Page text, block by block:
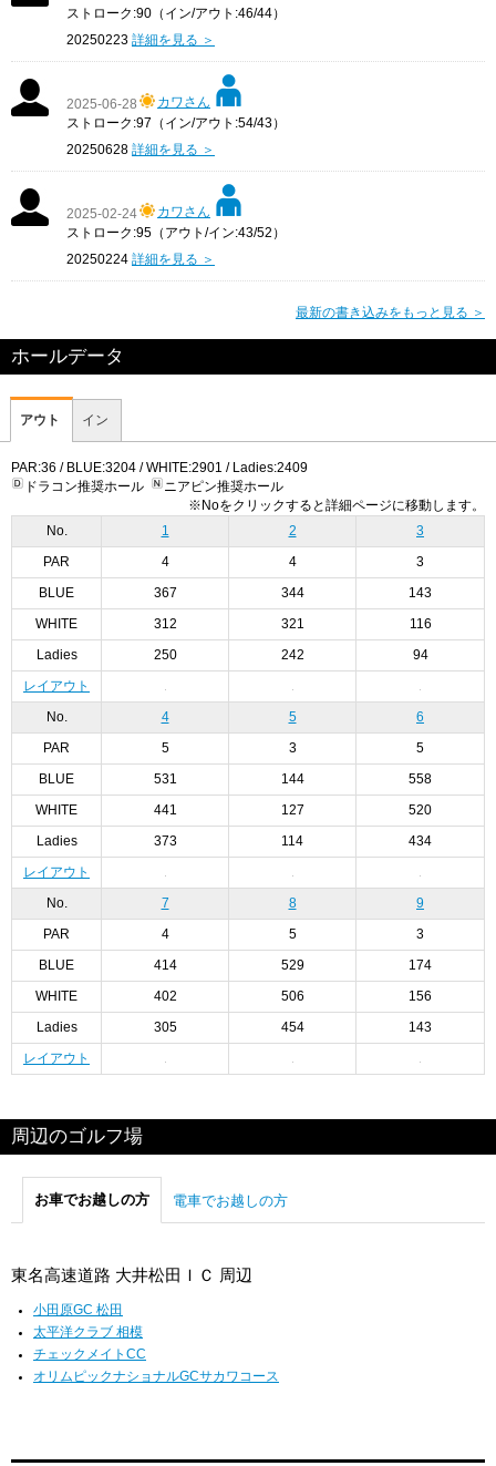
ストローク:90（イン/アウト:46/44）
20250223 詳細を見る ＞
2025-06-28
カワさん
ストローク:97（イン/アウト:54/43）
20250628 詳細を見る ＞
2025-02-24
カワさん
ストローク:95（アウト/イン:43/52）
20250224 詳細を見る ＞
最新の書き込みをもっと見る ＞
ホールデータ
アウト イン
PAR:36 / BLUE:3204 / WHITE:2901 / Ladies:2409
ドラコン推奨ホール
ニアピン推奨ホール
※Noをクリックすると詳細ページに移動します。
No.
1 2 3
PAR 4 4 3
BLUE 367 344 143
WHITE 312 321 116
Ladies 250 242 94
レイアウト
No. 4 5 6
PAR 5 3 5
BLUE 531 144 558
WHITE 441 127 520
Ladies 373 114 434
レイアウト
No. 7 8 9
PAR 4 5 3
BLUE 414 529 174
WHITE 402 506 156
Ladies 305 454 143
レイアウト
周辺のゴルフ場
お車でお越しの方 電車でお越しの方
東名高速道路 大井松田ＩＣ 周辺
小田原GC 松田
太平洋クラブ 相模
チェックメイトCC
オリムピックナショナルGCサカワコース